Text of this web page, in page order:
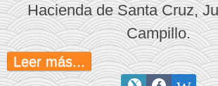
Hacienda de Santa Cruz,
Campillo.
Leer más...